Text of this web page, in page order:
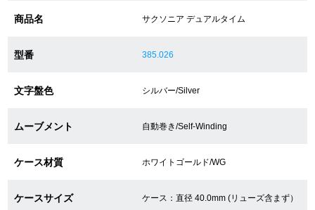
ラッピングサービス
腕時計サイズ調整サービス
店舗受け取りサービス
店舗取り寄せサービス
商品名 サクソニア デュアルタイム
型番 385.026
文字盤色 シルバー/Silver
ムーブメント 自動巻き/Self-Winding
ケース材質 ホワイトゴールド/WG
ケースサイズ ケース：直径 40.0mm (リューズ含まず）